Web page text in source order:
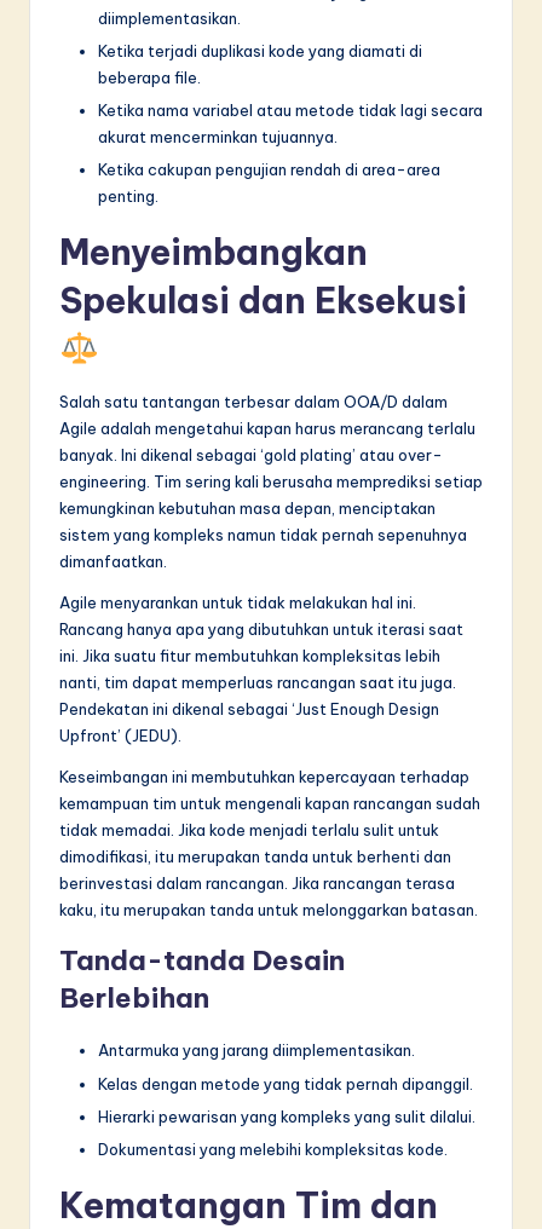
diimplementasikan.
Ketika terjadi duplikasi kode yang diamati di
beberapa file.
Ketika nama variabel atau metode tidak lagi secara
akurat mencerminkan tujuannya.
Ketika cakupan pengujian rendah di area-area
penting.
Menyeimbangkan
Spekulasi dan Eksekusi
Salah satu tantangan terbesar dalam OOA/D dalam
Agile adalah mengetahui kapan harus merancang terlalu
banyak. Ini dikenal sebagai ‘gold plating’ atau over-
engineering. Tim sering kali berusaha memprediksi setiap
kemungkinan kebutuhan masa depan, menciptakan
sistem yang kompleks namun tidak pernah sepenuhnya
dimanfaatkan.
Agile menyarankan untuk tidak melakukan hal ini.
Rancang hanya apa yang dibutuhkan untuk iterasi saat
ini. Jika suatu fitur membutuhkan kompleksitas lebih
nanti, tim dapat memperluas rancangan saat itu juga.
Pendekatan ini dikenal sebagai ‘Just Enough Design
Upfront’ (JEDU).
Keseimbangan ini membutuhkan kepercayaan terhadap
kemampuan tim untuk mengenali kapan rancangan sudah
tidak memadai. Jika kode menjadi terlalu sulit untuk
dimodifikasi, itu merupakan tanda untuk berhenti dan
berinvestasi dalam rancangan. Jika rancangan terasa
kaku, itu merupakan tanda untuk melonggarkan batasan.
Tanda-tanda Desain
Berlebihan
Antarmuka yang jarang diimplementasikan.
Kelas dengan metode yang tidak pernah dipanggil.
Hierarki pewarisan yang kompleks yang sulit dilalui.
Dokumentasi yang melebihi kompleksitas kode.
Kematangan Tim dan